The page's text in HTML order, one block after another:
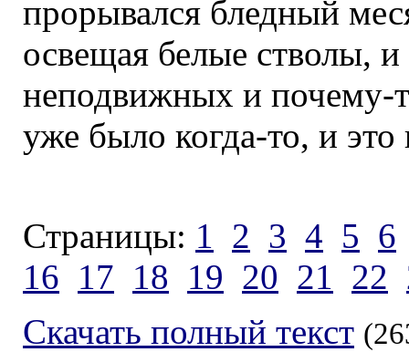
прорывался бледный
освещая белые стволы,
неподвижных и почему-
уже было когда-то, и
Страницы: 1 2 3 4 5 6
16 17 18 19 20 21 22
Скачать полный текст